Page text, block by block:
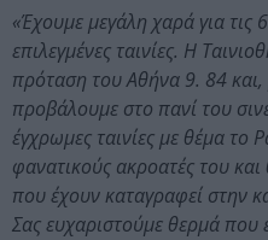
«Έχουμε μεγάλη χαρά για τις
επιλεγμένες ταινίες. Η
πρόταση του Αθήνα 9. 84 και,
προβάλουμε στο πανί του
έγχρωμες ταινίες με θέμα το
φανατικούς ακροατές του
που έχουν καταγραφεί στην
Σας ευχαριστούμε θερμά που